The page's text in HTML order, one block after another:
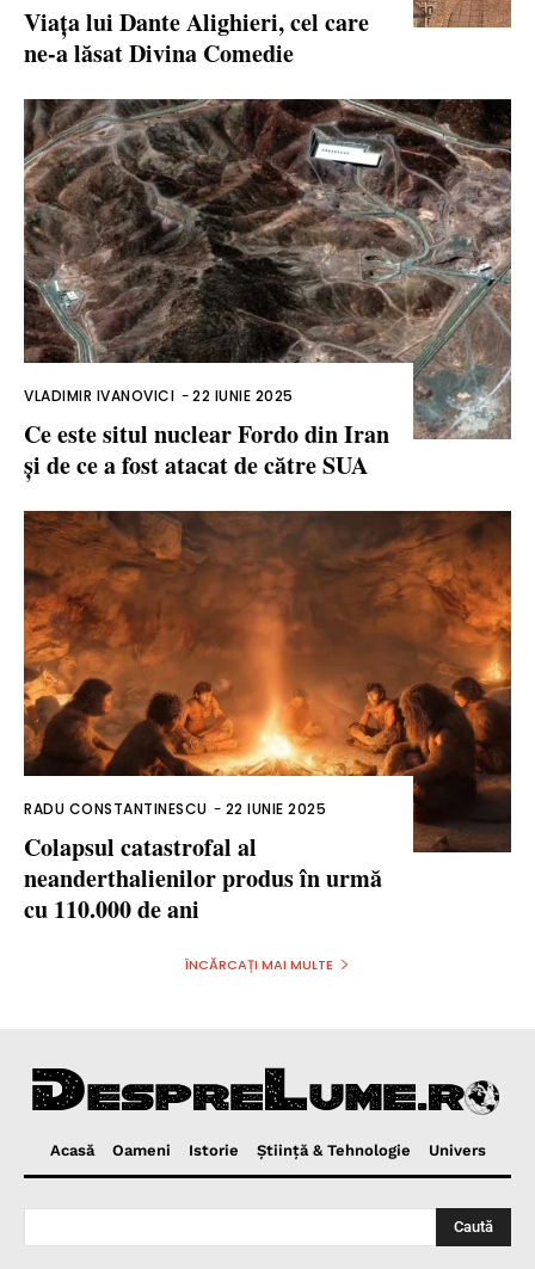
Viața lui Dante Alighieri, cel care
ne-a lăsat Divina Comedie
VLADIMIR IVANOVICI -22 IUNIE 2025
Ce este situl nuclear Fordo din Iran
și de ce a fost atacat de către SUA
RADU CONSTANTINESCU - 22 IUNIE 2025
Colapsul catastrofal al
neanderthalienilor produs în urmă
cu 110.000 de ani
ÎNCĂRCAȚI MAI MULTE
Acasă Oameni Istorie Ştiinţă & Tehnologie Univers
Caută